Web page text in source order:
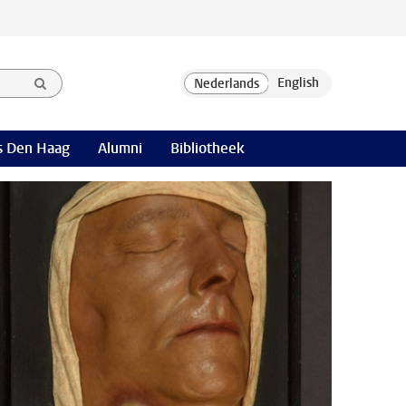
Den Haag Alumni Bibliotheek